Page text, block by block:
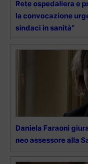
Rete ospedaliera e
la convocazione
sindaci in sanità”
Daniela Faraoni
neo assessore alla